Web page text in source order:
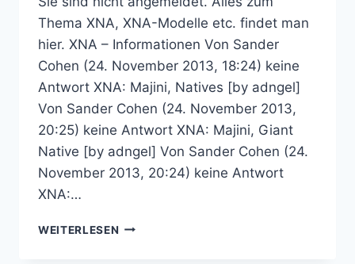
Thema XNA, XNA-Modelle etc. findet man
hier. XNA – Informationen Von Sander
Cohen (24. November 2013, 18:24) keine
Antwort XNA: Majini, Natives [by adngel]
Von Sander Cohen (24. November 2013,
20:25) keine Antwort XNA: Majini, Giant
Native [by adngel] Von Sander Cohen (24.
November 2013, 20:24) keine Antwort
XNA:…
WEITERLESEN XNA